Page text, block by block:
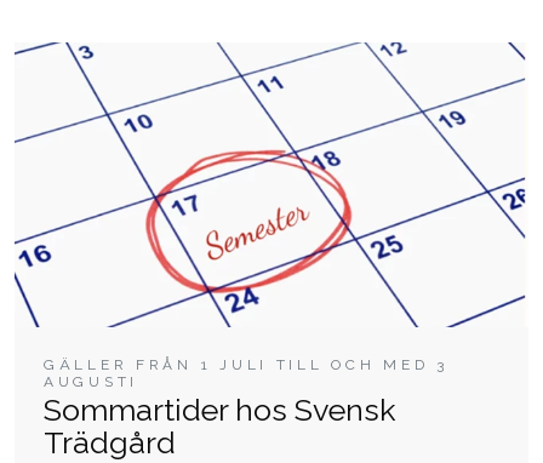
GÄLLER FRÅN 1 JULI TILL OCH MED 3
AUGUSTI
Sommartider hos Svensk
Trädgård